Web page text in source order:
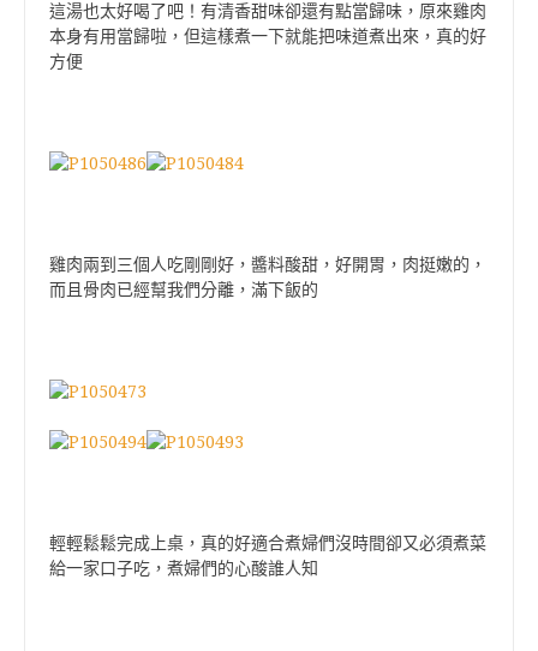
這湯也太好喝了吧！有清香甜味卻還有點當歸味，原來雞肉
本身有用當歸啦，但這樣煮一下就能把味道煮出來，真的好
方便
雞肉兩到三個人吃剛剛好，醬料酸甜，好開胃，肉挺嫩的，
而且骨肉已經幫我們分離，滿下飯的
輕輕鬆鬆完成上桌，真的好適合煮婦們沒時間卻又必須煮菜
給一家口子吃，煮婦們的心酸誰人知